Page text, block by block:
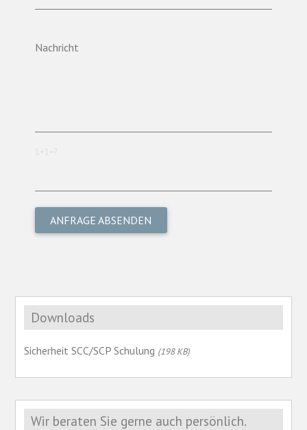
Nachricht
Downloads
Sicherheit SCC/SCP Schulung (198 KB)
Wir beraten Sie gerne auch persönlich.